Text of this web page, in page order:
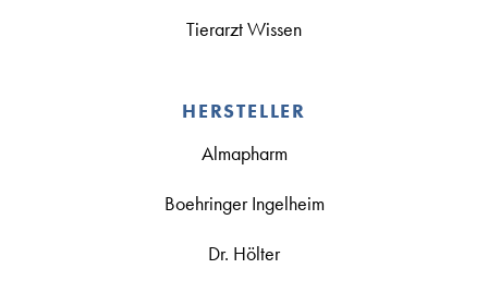
Tierarzt Wissen
HERSTELLER
Almapharm
Boehringer Ingelheim
Dr. Hölter